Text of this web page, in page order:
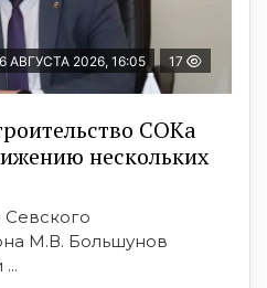
6 АВГУСТА 2026, 16:05 17
СОКа
нескольких
Севского
М.В. Большунов